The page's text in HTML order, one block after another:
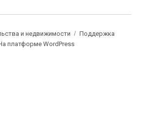
и недвижимости
Поддержка
платформе WordPress